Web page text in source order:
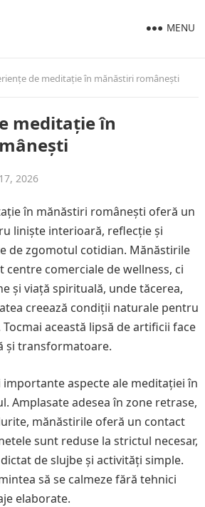
MENU
de meditație în mănăstiri românești
meditație în
2026
în mănăstiri românești oferă un
liniște interioară, reflecție și
de zgomotul cotidian. Mănăstirile
centre comerciale de wellness, ci
și viață spirituală, unde tăcerea,
creează condiții naturale pentru
această lipsă de artificii face
și transformatoare.
aspecte ale meditației în
Amplasate adesea în zone retrase,
mănăstirile oferă un contact
sunt reduse la strictul necesar,
de slujbe și activități simple.
să se calmeze fără tehnici
elaborate.